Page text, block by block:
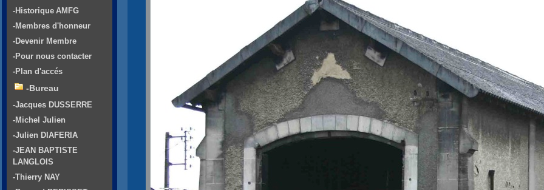
-Historique AMFG
-Membres d'honneur
-Devenir Membre
-Pour nous contacter
-Plan d'accés
-Bureau
-Jacques DUSSERRE
-Michel Julien
-Julien DIAFERIA
-JEAN BAPTISTE
LANGLOIS
-Thierry NAY